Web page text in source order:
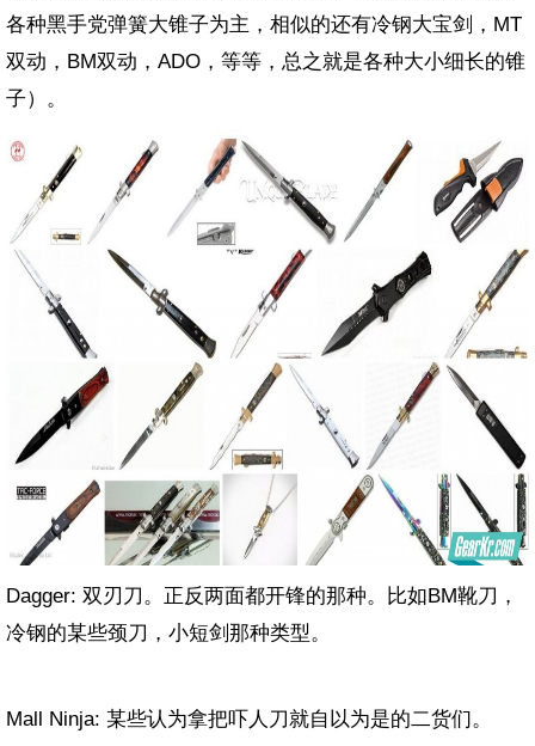
各种黑手党弹簧大锥子为主，相似的还有冷钢大宝剑，MT
双动，BM双动，ADO，等等，总之就是各种大小细长的锥
子）。
Dagger: 双刃刀。正反两面都开锋的那种。比如BM靴刀，
冷钢的某些颈刀，小短剑那种类型。
Mall Ninja: 某些认为拿把吓人刀就自以为是的二货们。